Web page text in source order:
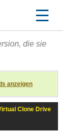
die sie
anzeigen
Clone Drive